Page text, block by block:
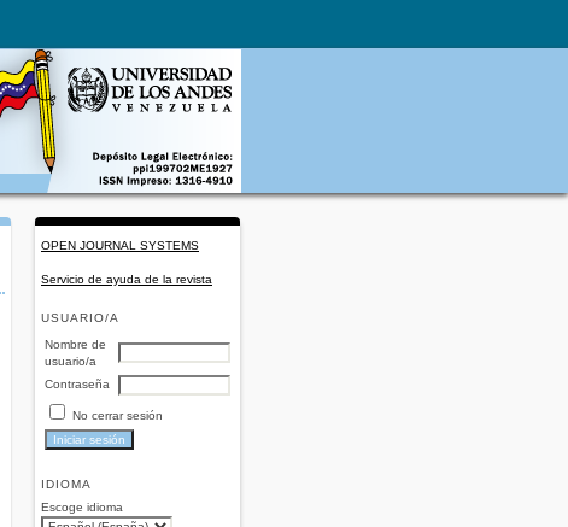
OPEN JOURNAL SYSTEMS
Servicio de ayuda de la revista
USUARIO/A
Nombre de
usuario/a
Contraseña
No cerrar sesión
IDIOMA
Escoge idioma